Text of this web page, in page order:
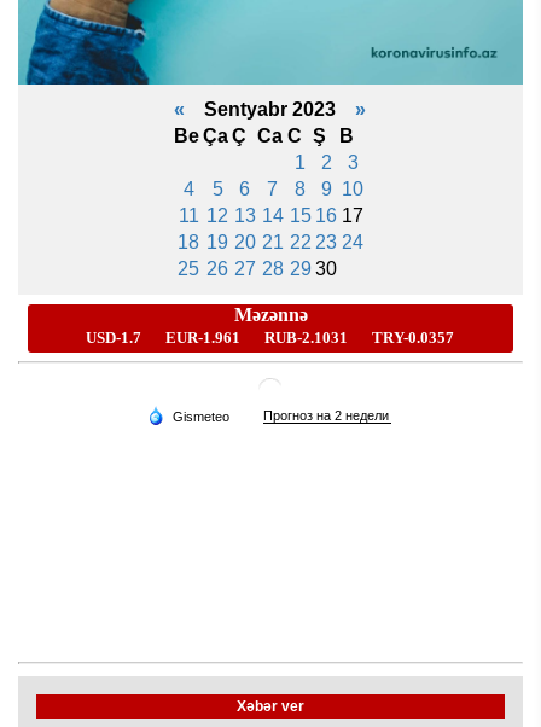
« Sentyabr 2023 »
BeÇaÇ Ca C Ş
B
1
2
3
4
5 6 7 8 9 10
11 12 13 14 15 16 17
18 19 20 21 22 23 24
25 26 27 28 29 30
Xəbər ver